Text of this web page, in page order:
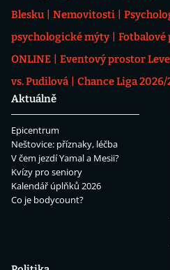
Blesku
Nemovitosti
psychologické mýty
Fotbalové
ONLINE
Eventový prostor
vs. Pudilová
Chance Liga 2026/
Aktuálně
Epicentrum
Neštovice: příznaky, léčba
V čem jezdí Yamal a Mesii?
Kvízy pro seniory
Kalendář úplňků 2026
Co je bodycount?